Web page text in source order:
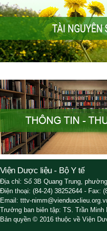
Viện Dược liệu - Bộ Y tế
Địa chỉ: Số 3B Quang Trung,
Điện thoại: (84-24) 38252644 - Fax:
Email: tttv-
Trưởng ban biên tập: TS. Trần
Bản quyền © 2016 thuộc về Viện